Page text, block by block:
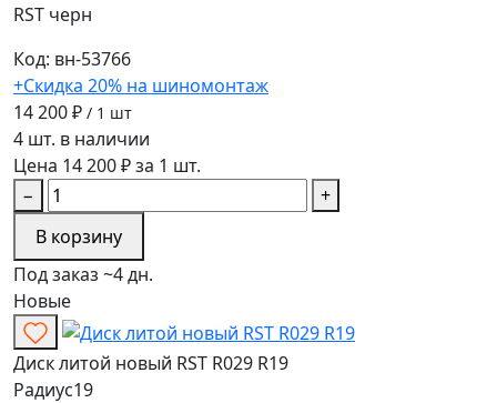
RST черн
Код: вн-53766
+Скидка 20% на шиномонтаж
14 200 ₽ / 1 шт
4 шт. в наличии
Цена 14 200 ₽ за 1 шт.
−
+
В корзину
Под заказ ~4 дн.
Новые
Диск литой новый RST R029 R19
Радиус19